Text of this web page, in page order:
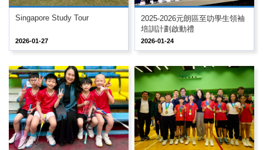
Singapore Study Tour
2026-01-27
2025-2026元朗區至叻學生領袖
培訓計劃啟動禮
2026-01-24